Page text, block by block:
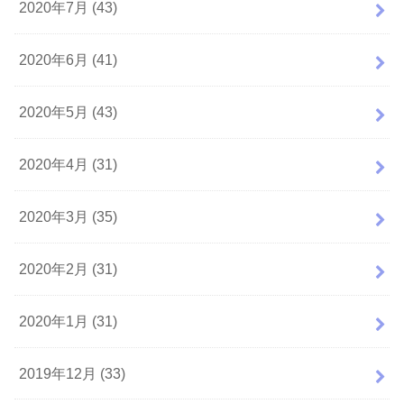
2020年7月 (43)
2020年6月 (41)
2020年5月 (43)
2020年4月 (31)
2020年3月 (35)
2020年2月 (31)
2020年1月 (31)
2019年12月 (33)